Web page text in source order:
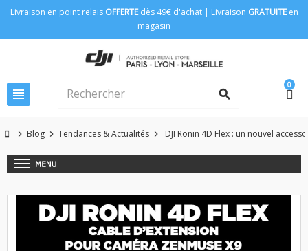
Livraison en point relais OFFERTEdès 49€ d'achat | Livraison GRATUITEen
magasin
view_headline search
0
chevron_right Blog chevron_right Tendances & Actualités chevron_right DJI Ronin 4D Flex : un nouvel